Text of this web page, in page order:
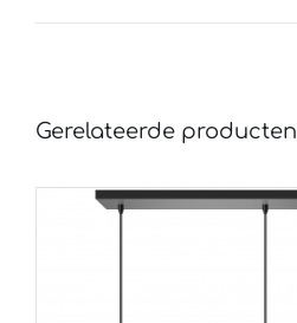
Gerelateerde producten